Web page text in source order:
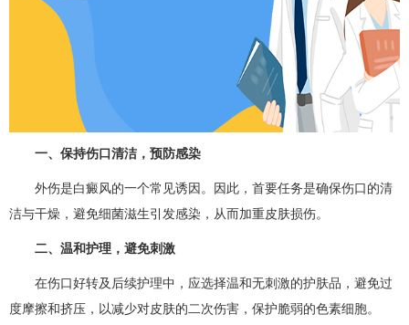
一、保持伤口清洁，预防感染
外伤是白癜风的一个常见诱因。因此，首要任务是确保伤口的清
洁与干燥，避免细菌滋生引发感染，从而加重皮肤损伤。
二、温和护理，避免刺激
在伤口好转及后续护理中，应选择温和无刺激的护肤品，避免过
度摩擦和挤压，以减少对皮肤的二次伤害，保护脆弱的色素细胞。